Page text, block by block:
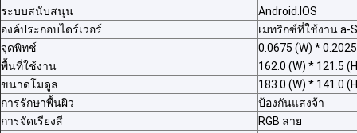
ระบบสนับสนุน
Android.IOS
องค์ประกอบไดร์เวอร์
เมทริกซ์ที่ใช้งาน a-
จุดพิทช์
0.0675 (W) *
พื้นที่ใช้งาน
162.0 (W) * 121.5
ขนาดโมดูล
183.0 (W) * 141.0
การรักษาพื้นผิว
ป้องกันแสงจ้า
การจัดเรียงสี
RGB ลาย